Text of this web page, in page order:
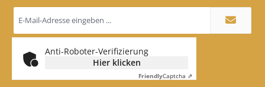
Mail-
*
Anti-Roboter-Verifizierung
Hier klicken
FriendlyCaptcha ⇗